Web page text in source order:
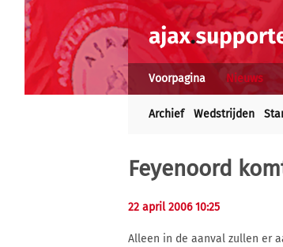
Voorpagina Nieuws
Archief Wedstrijden
Feyenoord
22 april 2006 10:25
Alleen in de aanval zullen er